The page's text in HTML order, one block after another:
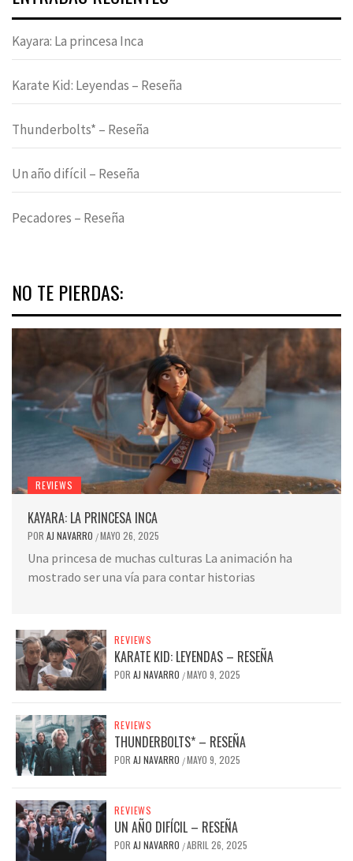
Kayara: La princesa Inca
Karate Kid: Leyendas – Reseña
Thunderbolts* – Reseña
Un año difícil – Reseña
Pecadores – Reseña
NO TE PIERDAS:
REVIEWS
KAYARA: LA PRINCESA INCA
POR AJ NAVARRO /MAYO 26, 2025
Una princesa de muchas culturas La animación ha
mostrado ser una vía para contar historias
REVIEWS
KARATE KID: LEYENDAS – RESEÑA
POR AJ NAVARRO /MAYO 9, 2025
REVIEWS
THUNDERBOLTS* – RESEÑA
POR AJ NAVARRO /MAYO 9, 2025
REVIEWS
UN AÑO DIFÍCIL – RESEÑA
POR AJ NAVARRO /ABRIL 26, 2025